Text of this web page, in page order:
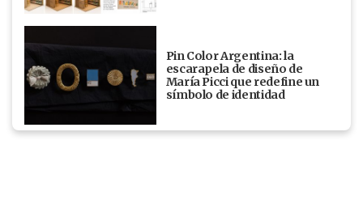
Pin Color Argentina: la
escarapela de diseño de
María Picci que redefine un
símbolo de identidad